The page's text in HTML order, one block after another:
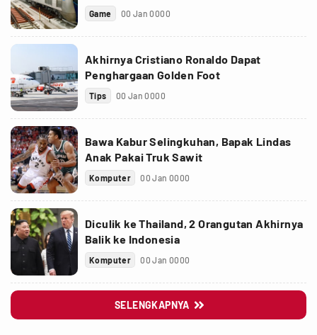
Game 00 Jan 0000
Akhirnya Cristiano Ronaldo Dapat
Penghargaan Golden Foot
Tips 00 Jan 0000
Bawa Kabur Selingkuhan, Bapak Lindas
Anak Pakai Truk Sawit
Komputer 00 Jan 0000
Diculik ke Thailand, 2 Orangutan Akhirnya
Balik ke Indonesia
Komputer 00 Jan 0000
SELENGKAPNYA 